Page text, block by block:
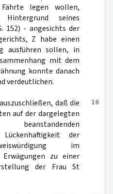
legen wollen,
seines
152) - angesichts der
Z habe einen
ausführen sollen, in
mit dem
konnte danach
verdeutlichen.
16
daß die
auf der dargelegten
der
im
zu einer
der Frau St